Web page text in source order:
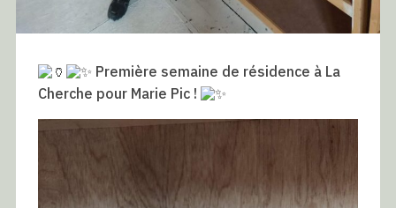
Première semaine de résidence à La
Cherche pour Marie Pic !